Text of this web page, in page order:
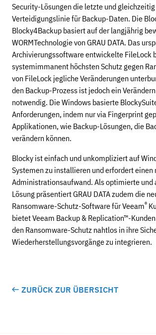
Security-Lösungen die letzte und
Verteidigungslinie für Backup-Daten. Die
Blocky4Backup basiert auf der langjährig
WORMTechnologie von GRAU DATA. Das
Archivierungssoftware entwickelte FileLock
systemimmanent höchsten Schutz gegen
von FileLock jegliche Veränderungen
den Backup-Prozess ist jedoch ein
notwendig. Die Windows basierte
Anforderungen, indem nur via Fingerprint
Applikationen, wie Backup-Lösungen, die
verändern können.
Blocky ist einfach und unkompliziert auf
Systemen zu installieren und erfordert
Administrationsaufwand. Als optimierte und
Lösung präsentiert GRAU DATA zudem die
Ransomware-Schutz-Software für Veeam®
bietet Veeam Backup & Replication™-
den Ransomware-Schutz nahtlos in ihre
Wiederherstellungsvorgänge zu integrieren.
ZURÜCK ZUR ÜBERSICHT